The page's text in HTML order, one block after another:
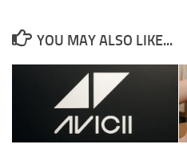
YOU MAY ALSO LIKE...